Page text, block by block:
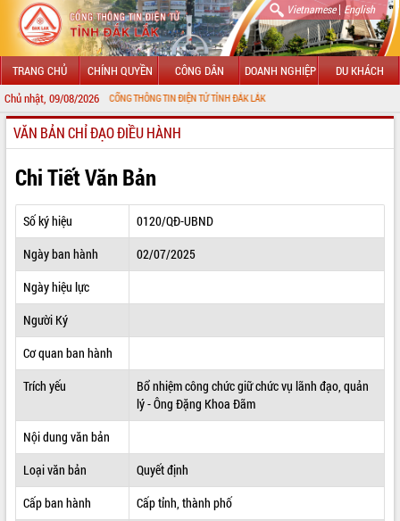
Vietnamese| English
TRANG CHỦ CHÍNH QUYỀN CÔNG DÂN DOANH NGHIỆP DU KHÁCH
Chủ nhật, 09/08/2026
ĐẾN VỚI CỔNG THÔNG TIN ĐIỆN TỬ TỈNH ĐẮK LẮK
GIỚI THIỆU
LÃNH ĐẠO UBND TỈNH
TIN TỨC SỰ KIỆN
SỞ, BAN, NGÀNH
THÔNG TIN CHỈ ĐẠO ĐIỀU HÀNH
HỆ THỐNG VĂN BẢN
VĂN BẢN HĐND TỈNH
ĐIỂM TIN VĂN BẢN
VĂN BẢN CHỈ ĐẠO ĐIỀU HÀNH
Chi Tiết Văn Bản
Số ký hiệu
0120/QĐ-UBND
Ngày ban hành
02/07/2025
Ngày hiệu lực
Người Ký
Cơ quan ban hành
Trích yếu
Bổ nhiệm công chức giữ chức vụ lãnh đạo, quản
lý - Ông Đặng Khoa Đãm
Nội dung văn bản
Loại văn bản
Quyết định
Cấp ban hành
Cấp tỉnh, thành phố